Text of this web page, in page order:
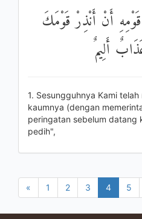
أَنْ أَنْذِرْ قَوْمَكَ
أَلِيمٌ
1. Sesungguhnya Kami
kaumnya (dengan
peringatan sebelum datang
pedih",
« 1 2 3 4 5